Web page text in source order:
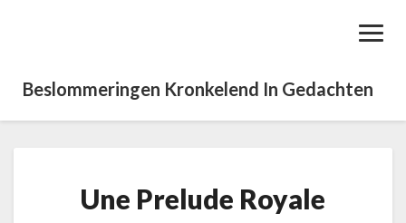
Beslommeringen Kronkelend In Gedachten
U
n
Une Prelude Royale